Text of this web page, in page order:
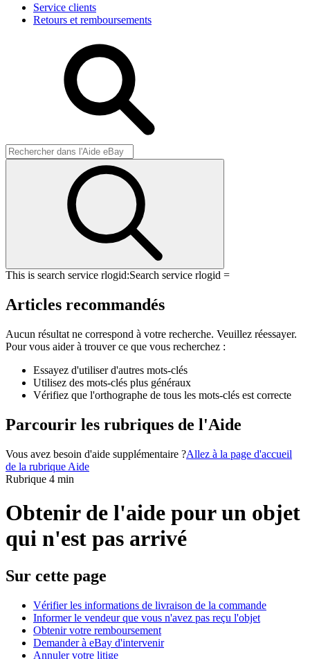
Service clients
Retours et remboursements
This is search service rlogid:Search service rlogid =
Articles recommandés
Aucun résultat ne correspond à votre recherche. Veuillez réessayer.
Pour vous aider à trouver ce que vous recherchez :
Essayez d'utiliser d'autres mots-clés
Utilisez des mots-clés plus généraux
Vérifiez que l'orthographe de tous les mots-clés est correcte
Parcourir les rubriques de l'Aide
Vous avez besoin d'aide supplémentaire ?Allez à la page d'accueil
de la rubrique Aide
Rubrique 4 min
Obtenir de l'aide pour un objet
qui n'est pas arrivé
Sur cette page
Vérifier les informations de livraison de la commande
Informer le vendeur que vous n'avez pas reçu l'objet
Obtenir votre remboursement
Demander à eBay d'intervenir
Annuler votre litige